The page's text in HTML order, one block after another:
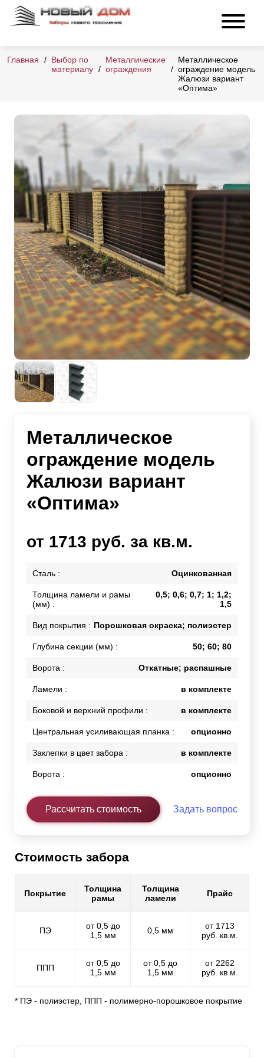
Главная
Выбор по
материалу
Металлические
ограждения
Металлическое
ограждение модель
Жалюзи вариант
«Оптима»
Металлическое
ограждение модель
Жалюзи вариант
«Оптима»
от 1713 руб. за кв.м.
Сталь : Оцинкованная
Толщина ламели и рамы
(мм) :
0,5; 0,6; 0,7; 1; 1,2;
1,5
Вид покрытия : Порошковая окраска; полиэстер
Глубина секции (мм) : 50; 60; 80
Ворота : Откатные; распашные
Ламели : в комплекте
Боковой и верхний профили : в комплекте
Центральная усиливающая планка : опционно
Заклепки в цвет забора : в комплекте
Ворота : опционно
Рассчитать стоимость Задать вопрос
Стоимость забора
Покрытие
Толщина
рамы
Толщина
ламели
Прайс
ПЭ
от 0,5 до
1,5 мм
0,5 мм
от 1713
руб. кв.м.
ППП
от 0,5 до
1,5 мм
от 0,5 до
1,5 мм
от 2262
руб. кв.м.
* ПЭ - полиэстер, ППП - полимерно-порошковое покрытие